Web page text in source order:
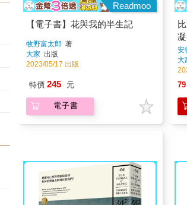
Readmoo
【電子書】花與我的半生記
牧野富太郎 著
大家 出版
2023/05/17 出版
特價 245 元
電子書
安
大
79